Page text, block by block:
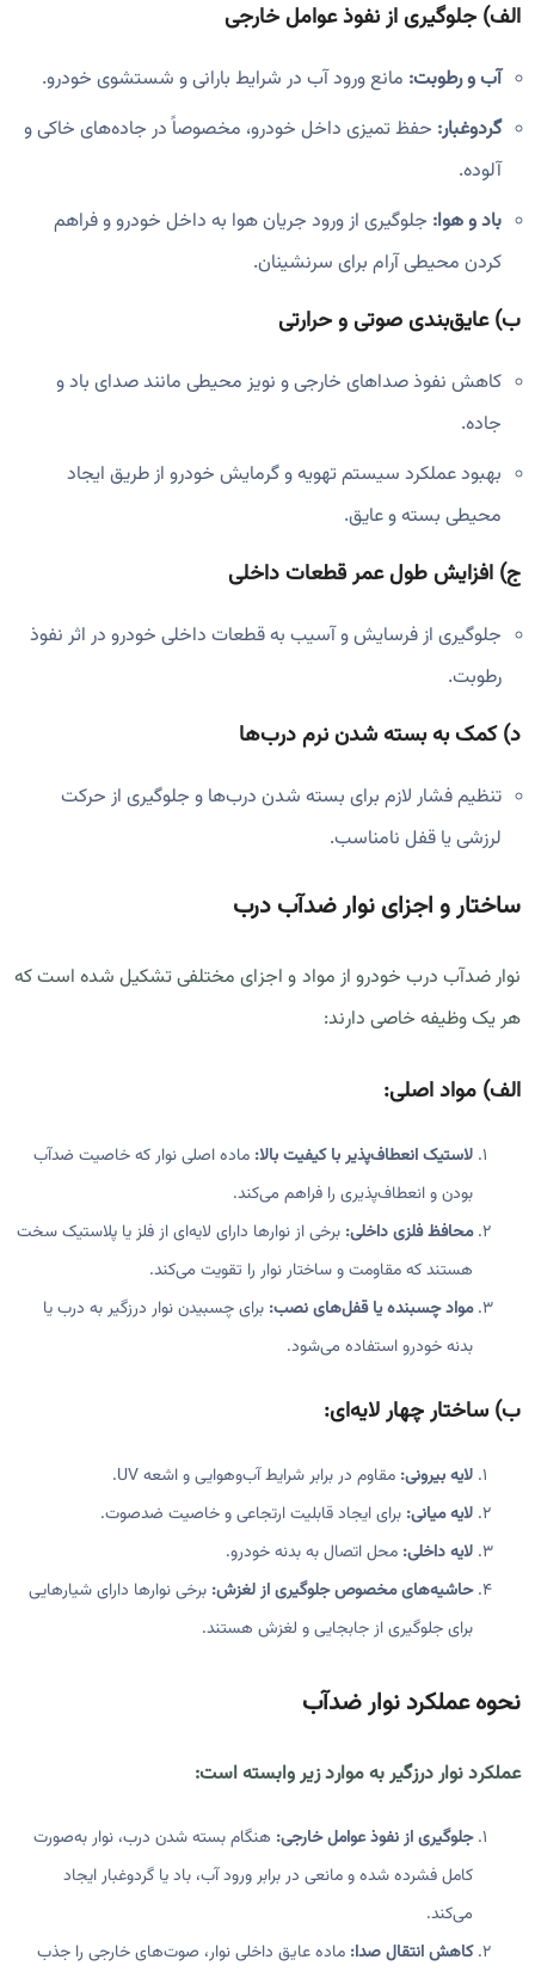
الف) جلوگیری از نفوذ عوامل خارجی
آب و رطوبت: مانع ورود آب در شرایط بارانی و شستشوی خودرو.
گردوغبار: حفظ تمیزی داخل خودرو، مخصوصاً در جاده‌های خاکی و
آلوده.
باد و هوا: جلوگیری از ورود جریان هوا به داخل خودرو و فراهم
کردن محیطی آرام برای سرنشینان.
ب)عایق‌بندی صوتی و حرارتی
کاهش نفوذ صداهای خارجی و نویز محیطی مانند صدای باد و
جاده.
بهبود عملکرد سیستم تهویه و گرمایش خودرو از طریق ایجاد
محیطی بسته و عایق.
ج) افزایش طول عمر قطعات داخلی
جلوگیری از فرسایش و آسیب به قطعات داخلی خودرو در اثر نفوذ
رطوبت.
د)کمک به بسته شدن نرم درب‌ها
تنظیم فشار لازم برای بسته شدن درب‌ها و جلوگیری از حرکت
لرزشی یا قفل نامناسب.
ساختار و اجزای نوار ضدآب درب
نوار ضدآب درب خودرو از مواد و اجزای مختلفی تشکیل شده است که
هر یک وظیفه خاصی دارند:
الف) مواد اصلی:
لاستیک انعطاف‌پذیر با کیفیت بالا: ماده اصلی نوار که خاصیت ضدآب
بودن و انعطاف‌پذیری را فراهم می‌کند.
محافظ فلزی داخلی: برخی از نوارها دارای لایه‌ای از فلز یا پلاستیک سخت
هستند که مقاومت و ساختار نوار را تقویت می‌کند.
مواد چسبنده یا قفل‌های نصب: برای چسبیدن نوار درزگیر به درب یا
بدنه خودرو استفاده می‌شود.
ب) ساختار چهار لایه‌ای:
لایه بیرونی: مقاوم در برابر شرایط آب‌وهوایی و اشعه UV.
لایه میانی: برای ایجاد قابلیت ارتجاعی و خاصیت ضدصوت.
لایه داخلی: محل اتصال به بدنه خودرو.
حاشیه‌های مخصوص جلوگیری از لغزش: برخی نوارها دارای شیارهایی
برای جلوگیری از جابجایی و لغزش هستند.
نحوه عملکرد نوار ضدآب
عملکرد نوار درزگیر به موارد زیر وابسته است:
جلوگیری از نفوذ عوامل خارجی: هنگام بسته شدن درب، نوار به‌صورت
کامل فشرده شده و مانعی در برابر ورود آب، باد یا گردوغبار ایجاد
می‌کند.
کاهش انتقال صدا: ماده عایق داخلی نوار، صوت‌های خارجی را جذب